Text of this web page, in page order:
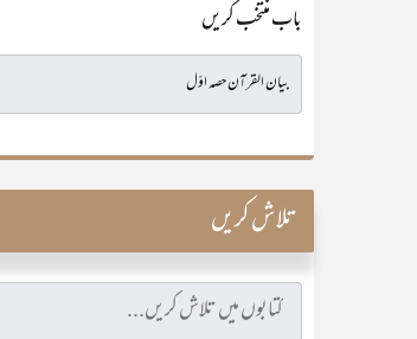
باب منتخب کریں
تلاش کریں